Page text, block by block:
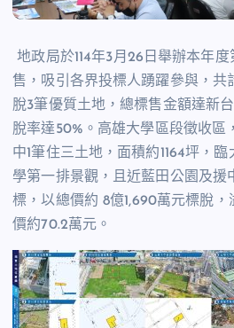
地政局於114年3月26日舉辦本年
售，吸引各界投標人踴躍參與，共
脫3筆優質土地，總標售金額達新
脫率達50%。高雄大學區段徵收區
中1筆住三土地，面積約1164坪，
學第一排景觀，且近藍田公園及援
標，以總價約 8億1,690萬元標脫
價約70.2萬元。